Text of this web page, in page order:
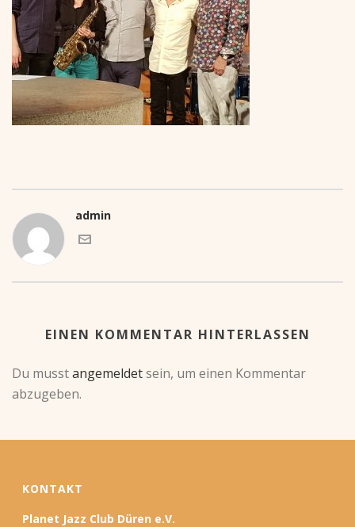
admin
EINEN KOMMENTAR HINTERLASSEN
Du musstangemeldetsein, um einen Kommentar
abzugeben.
KONTAKT
Planet Jazz Club Düren e.V.